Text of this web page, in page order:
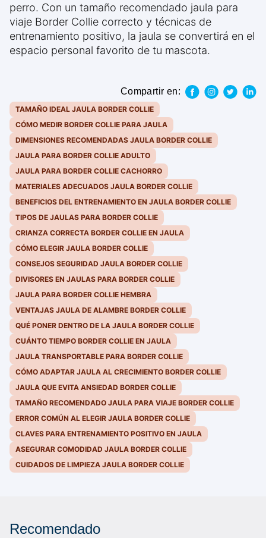
perro. Con un tamaño recomendado jaula para
viaje Border Collie correcto y técnicas de
entrenamiento positivo, la jaula se convertirá en el
espacio personal favorito de tu mascota.
Compartir en:
TAMAÑO IDEAL JAULA BORDER COLLIE
CÓMO MEDIR BORDER COLLIE PARA JAULA
DIMENSIONES RECOMENDADAS JAULA BORDER COLLIE
JAULA PARA BORDER COLLIE ADULTO
JAULA PARA BORDER COLLIE CACHORRO
MATERIALES ADECUADOS JAULA BORDER COLLIE
BENEFICIOS DEL ENTRENAMIENTO EN JAULA BORDER COLLIE
TIPOS DE JAULAS PARA BORDER COLLIE
CRIANZA CORRECTA BORDER COLLIE EN JAULA
CÓMO ELEGIR JAULA BORDER COLLIE
CONSEJOS SEGURIDAD JAULA BORDER COLLIE
DIVISORES EN JAULAS PARA BORDER COLLIE
JAULA PARA BORDER COLLIE HEMBRA
VENTAJAS JAULA DE ALAMBRE BORDER COLLIE
QUÉ PONER DENTRO DE LA JAULA BORDER COLLIE
CUÁNTO TIEMPO BORDER COLLIE EN JAULA
JAULA TRANSPORTABLE PARA BORDER COLLIE
CÓMO ADAPTAR JAULA AL CRECIMIENTO BORDER COLLIE
JAULA QUE EVITA ANSIEDAD BORDER COLLIE
TAMAÑO RECOMENDADO JAULA PARA VIAJE BORDER COLLIE
ERROR COMÚN AL ELEGIR JAULA BORDER COLLIE
CLAVES PARA ENTRENAMIENTO POSITIVO EN JAULA
ASEGURAR COMODIDAD JAULA BORDER COLLIE
CUIDADOS DE LIMPIEZA JAULA BORDER COLLIE
Recomendado